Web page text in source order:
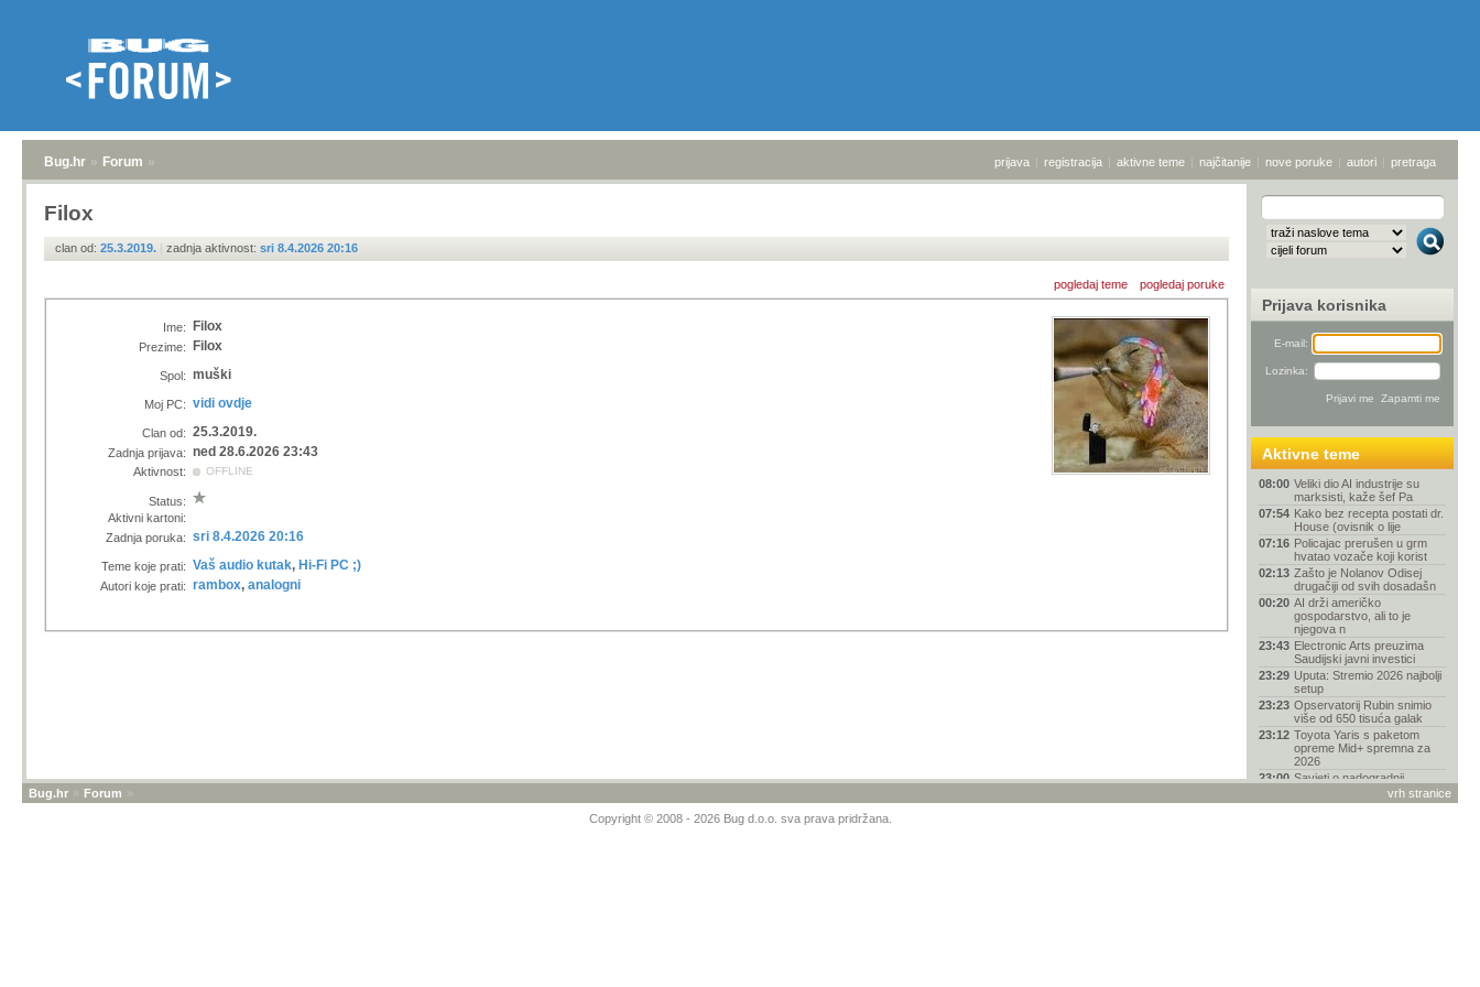
Bug.hr » Forum » prijava | registracija | aktivne teme | najčitanije | nove poruke | autori | pretraga
Filox
clan od: 25.3.2019. | zadnja aktivnost: sri 8.4.2026 20:16
pogledaj teme pogledaj poruke
Ime: Filox
Prezime: Filox
Spol: muški
Moj PC: vidi ovdje
Clan od: 25.3.2019.
Zadnja prijava: ned 28.6.2026 23:43
Aktivnost: OFFLINE
Status:
Aktivni kartoni:
Zadnja poruka: sri 8.4.2026 20:16
Teme koje prati: Vaš audio kutak, Hi-Fi PC ;)
Autori koje prati: rambox, analogni
Prijava korisnika
E-mail:
Lozinka:
Aktivne teme
08:00 Veliki dio AI industrije su
marksisti, kaže šef Pa
07:54 Kako bez recepta postati dr.
House (ovisnik o lije
07:16 Policajac prerušen u grm
hvatao vozače koji korist
02:13 Zašto je Nolanov Odisej
drugačiji od svih dosadašn
00:20 AI drži američko
gospodarstvo, ali to je
njegova n
23:43 Electronic Arts preuzima
Saudijski javni investici
23:29 Uputa: Stremio 2026 najbolji
setup
23:23 Opservatorij Rubin snimio
više od 650 tisuća galak
23:12 Toyota Yaris s paketom
opreme Mid+ spremna za
2026
23:00 Savjeti o nadogradnji
22:55 Ukrajinski Jetkiller, novi dron
vrh stranice
Bug.hr » Forum »
Copyright © 2008 - 2026 Bug d.o.o. sva prava pridržana.